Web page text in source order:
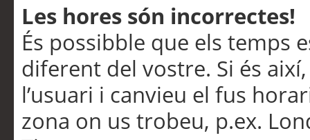
Les hores són incorrectes!
És possibble que els temps
diferent del vostre. Si és
l’usuari i canvieu el fus
zona on us trobeu, p.ex.